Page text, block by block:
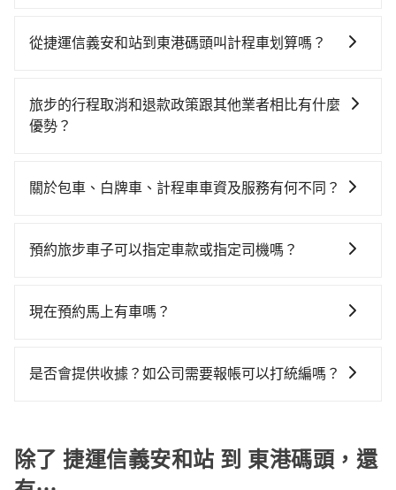
200元、車程約16分鐘。抵達高鐵站後，步行進站、現
票價1,490元，再用10分鐘出站、等待車站前排班的計程
車，搭上小黃後約花59分鐘、車費1,400元後，抵達東港
1,890元。但如果全程使用tripool並到府專車接送，則
約840元的交通費，所以對於不是這麼趕時間的人來說，
50%的交通費用。
在車上休息，那在捷運信義安和站所在的台北市大安區
Toyota Altis、Nissan Tiida，一天租金約$1,500，九人
座如Hyundai Starex或Volkswagen T5，一天$4,500
合約上都會載明每日里程限定200~400公里，超過還會
捷運信義安和站與東港碼頭，預計的小轎車花費為
回，租車就非常不方便。再者，租車地點可能離捷運信
簽約與車體檢查，甚至還要先自行加滿油，如遇到不肖
從捷運信義安和站到東港碼頭叫計程車划算嗎？
灣大車隊、Uber、Line Taxi、Yoxi等，如果在路邊攔不
到車，也可考慮打電話至捷運信義安和站附近的計程車
但如改預約tripool可省高達$4,800。但如果要考慮到回
倍。綜合以上，無論在價格或服務品質上，tripool都是
旅步的行程取消和退款政策跟其他業者相比有什麼
優勢？
性的取消政策，以給予乘客更多的保障和方便。只需在
的同時也確保乘客的權益。
關於包車、白牌車、計程車車資及服務有何不同？
明： 包車：可以依照個人行程需要靈活安排時間，價格
也會計算延遲費用，最終價格通常要下車時才知。價格
處理。
預約旅步車子可以指定車款或指定司機嗎？
款及司機服務。但如果您有特別需求，可透過電子郵件
現在預約馬上有車嗎？
tripool並非計程車，無法隨招隨到，現在馬上預定從捷
是否會提供收據？如公司需要報帳可以打統編嗎？
約付款前可以輸入公司的抬頭與統編，可向國稅局報
帳，且免加收5%稅金。在收到後，可自行列印留存或報
除了 捷運信義安和站 到 東港碼頭，還